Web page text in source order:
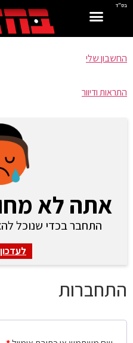
בס"ד
החשבון שלי
התראות ודיוור
אתה לא
התחבר בכדי שנוכל
התחברות